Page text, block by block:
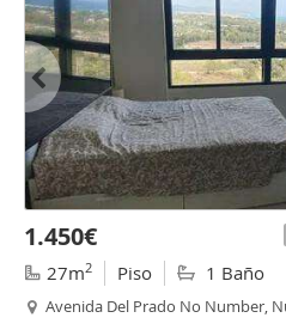
1.450€
27m2 Piso 1 Baño
Avenida Del Prado No Number,